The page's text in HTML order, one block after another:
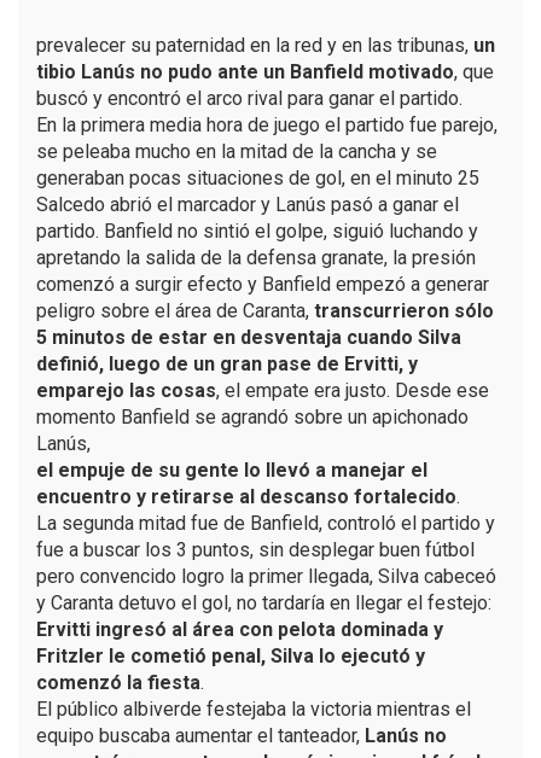
prevalecer su paternidad en la red y en las tribunas, un
tibio Lanús no pudo ante un Banfield motivado, que
buscó y encontró el arco rival para ganar el partido.
En la primera media hora de juego el partido fue parejo,
se peleaba mucho en la mitad de la cancha y se
generaban pocas situaciones de gol, en el minuto 25
Salcedo abrió el marcador y Lanús pasó a ganar el
partido. Banfield no sintió el golpe, siguió luchando y
apretando la salida de la defensa granate, la presión
comenzó a surgir efecto y Banfield empezó a generar
peligro sobre el área de Caranta, transcurrieron sólo
5 minutos de estar en desventaja cuando Silva
definió, luego de un gran pase de Ervitti, y
emparejo las cosas, el empate era justo. Desde ese
momento Banfield se agrandó sobre un apichonado
Lanús,
el empuje de su gente lo llevó a manejar el
encuentro y retirarse al descanso fortalecido.
La segunda mitad fue de Banfield, controló el partido y
fue a buscar los 3 puntos, sin desplegar buen fútbol
pero convencido logro la primer llegada, Silva cabeceó
y Caranta detuvo el gol, no tardaría en llegar el festejo:
Ervitti ingresó al área con pelota dominada y
Fritzler le cometió penal, Silva lo ejecutó y
comenzó la fiesta.
El público albiverde festejaba la victoria mientras el
equipo buscaba aumentar el tanteador, Lanús no